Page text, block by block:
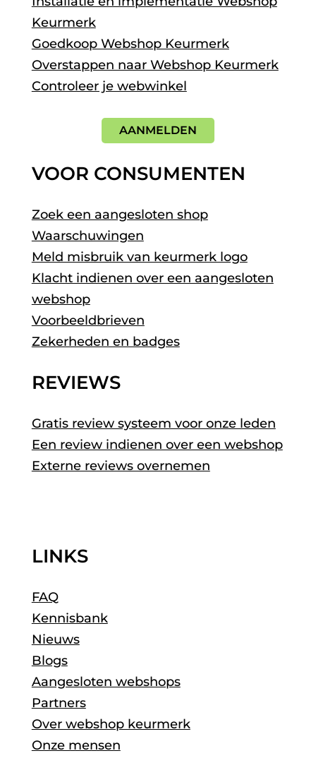
Keurmerk
Goedkoop Webshop Keurmerk
Overstappen naar Webshop Keurmerk
Controleer je webwinkel
AANMELDEN
VOOR CONSUMENTEN
Zoek een aangesloten shop
Waarschuwingen
Meld misbruik van keurmerk logo
Klacht indienen over een aangesloten
webshop
Voorbeeldbrieven
Zekerheden en badges
REVIEWS
Gratis review systeem voor onze leden
Een review indienen over een webshop
Externe reviews overnemen
LINKS
FAQ
Kennisbank
Nieuws
Blogs
Aangesloten webshops
Partners
Over webshop keurmerk
Onze mensen